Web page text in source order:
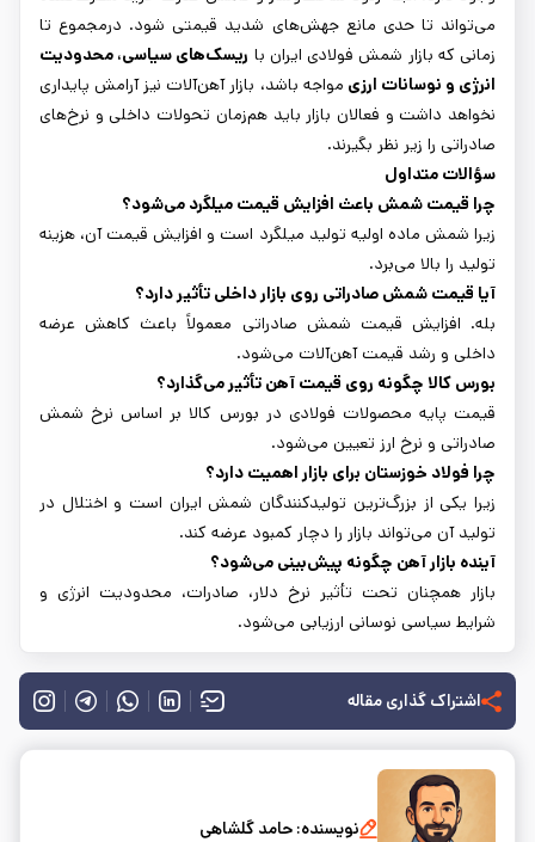
می‌تواند تا حدی مانع جهش‌های شدید قیمتی شود. درمجموع تا
زمانی که بازار شمش فولادی ایران با ریسک‌های سیاسی، محدودیت
انرژی و نوسانات ارزی مواجه باشد، بازار آهن‌آلات نیز آرامش پایداری
نخواهد داشت و فعالان بازار باید هم‌زمان تحولات داخلی و نرخ‌های
صادراتی را زیر نظر بگیرند.
سؤالات متداول
چرا قیمت شمش باعث افزایش قیمت میلگرد می‌شود؟
زیرا شمش ماده اولیه تولید میلگرد است و افزایش قیمت آن، هزینه
تولید را بالا می‌برد.
آیا قیمت شمش صادراتی روی بازار داخلی تأثیر دارد؟
بله. افزایش قیمت شمش صادراتی معمولاً باعث کاهش عرضه
داخلی و رشد قیمت آهن‌آلات می‌شود.
بورس کالا چگونه روی قیمت آهن تأثیر می‌گذارد؟
قیمت پایه محصولات فولادی در بورس کالا بر اساس نرخ شمش
صادراتی و نرخ ارز تعیین می‌شود.
چرا فولاد خوزستان برای بازار اهمیت دارد؟
زیرا یکی از بزرگ‌ترین تولیدکنندگان شمش ایران است و اختلال در
تولید آن می‌تواند بازار را دچار کمبود عرضه کند.
آینده بازار آهن چگونه پیش‌بینی می‌شود؟
بازار همچنان تحت تأثیر نرخ دلار، صادرات، محدودیت انرژی و
شرایط سیاسی نوسانی ارزیابی می‌شود.
اشتراک گذاری مقاله
نویسنده: حامد گلشاهی